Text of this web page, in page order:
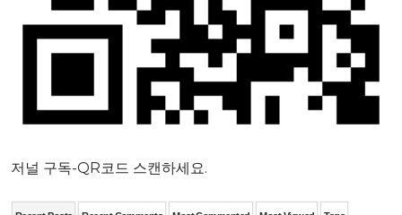
저널 구독-QR코드 스캔하세요.